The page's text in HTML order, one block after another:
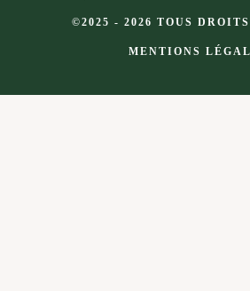
©2025 - 2026 TOUS
MENTIONS